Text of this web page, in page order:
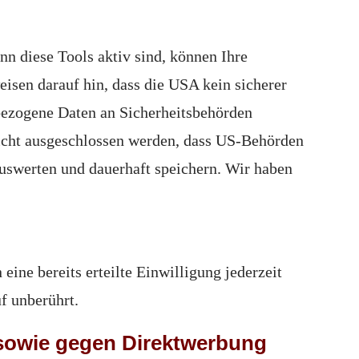
diese Tools aktiv sind, können Ihre
darauf hin, dass die USA kein sicherer
Daten an Sicherheitsbehörden
ausgeschlossen werden, dass US-Behörden
und dauerhaft speichern. Wir haben
bereits erteilte Einwilligung jederzeit
unberührt.
gegen Direktwerbung